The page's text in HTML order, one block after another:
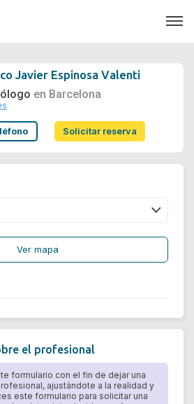
Soporte
Javier Espinosa Valenti
en Barcelona
Solicitar reserva
Ver mapa
el profesional
formulario con el fin de dejar una
ajustándote a la realidad y
este formulario para solicitar una